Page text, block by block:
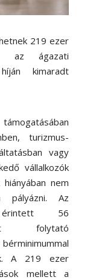
219 ezer
az ágazati
kimaradt
turizmus-
vagy
vállalkozók
nem
pályázni. Az
érintett 56
folytató
A 219 ezer
mellett a